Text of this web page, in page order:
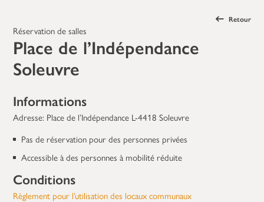
Retour
Réservation de salles
Place de l’Indépendance
Soleuvre
Informations
Adresse: Place de l’Indépendance L-4418 Soleuvre
Pas de réservation pour des personnes privées
Accessible à des personnes à mobilité réduite
Conditions
Règlement pour l’utilisation des locaux communaux